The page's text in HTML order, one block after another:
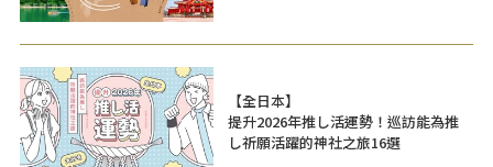
【全日本】
提升2026年推し活運勢！巡訪能為推
し祈願活躍的神社之旅16選